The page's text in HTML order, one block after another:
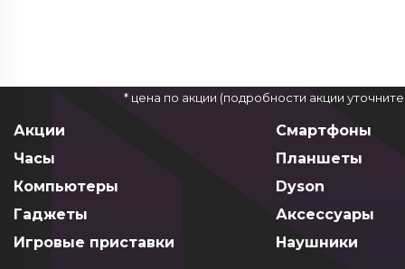
* цена по акции (подробности акции
Акции
Смартфоны
Часы
Планшеты
Компьютеры
Dyson
Гаджеты
Аксессуары
Игровые приставки
Наушники